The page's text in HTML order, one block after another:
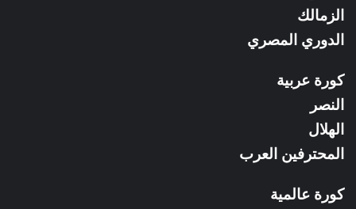
الزمالك
الدوري المصري
كورة عربية
النصر
الهلال
المحترفين العرب
كورة عالمية